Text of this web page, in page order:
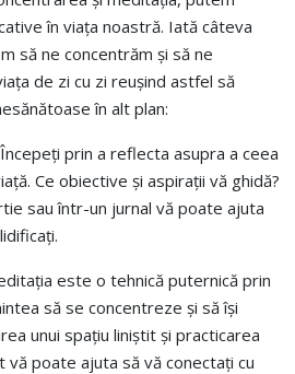
în viața noastră. Iată câteva
să ne concentrăm și să ne
de zi cu zi reușind astfel să
în alt plan:
prin a reflecta asupra a ceea
Ce obiective și aspirații vă ghidă?
sau într-un jurnal vă poate ajuta
este o tehnică puternică prin
să se concentreze și să își
unui spațiu liniștit și practicarea
poate ajuta să vă conectați cu